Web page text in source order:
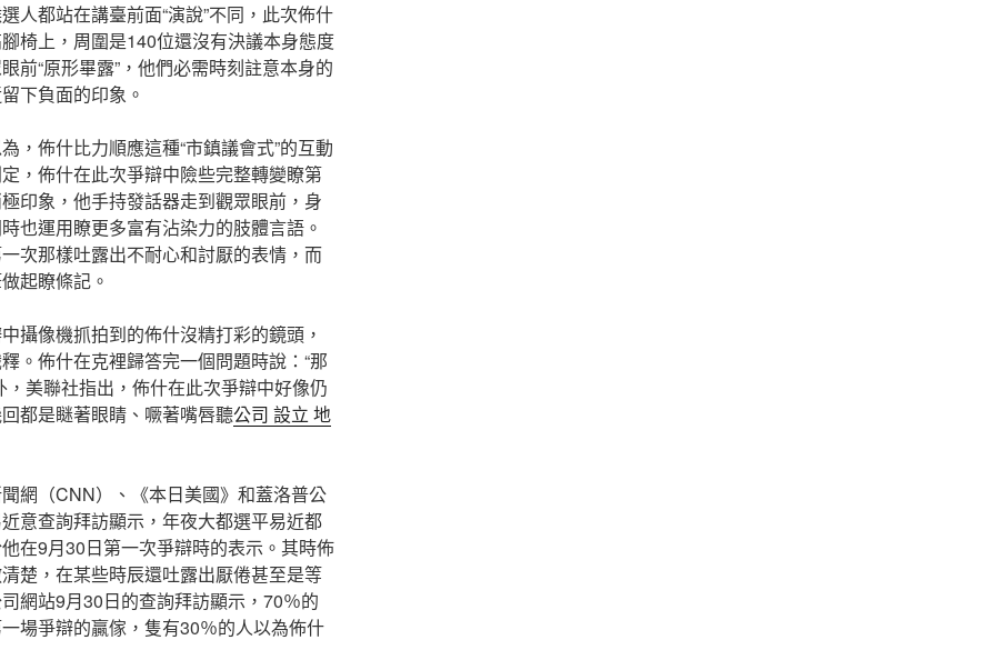
站在講臺前面“演說”不同，此次佈什
椅上，周圍是140位還沒有決議本身態度
前“原形畢露”，他們必需時刻註意本身的
下負面的印象。
什比力順應這種“市鎮議會式”的互動
，佈什在此次爭辯中險些完整轉變瞭第
印象，他手持發話器走到觀眾眼前，身
也運用瞭更多富有沾染力的肢體言語。
次那樣吐露出不耐心和討厭的表情，而
起瞭條記。
機抓拍到的佈什沒精打彩的鏡頭，
。佈什在克裡歸答完一個問題時說：“那
美聯社指出，佈什在此次爭辯中好像仍
都是瞇著眼睛、噘著嘴唇聽公司 設立 地
CNN）、《本日美國》和蓋洛普公
意查詢拜訪顯示，年夜大都選平易近都
在9月30日第一次爭辯時的表示。其時佈
楚，在某些時辰還吐露出厭倦甚至是等
網站9月30日的查詢拜訪顯示，70％的
場爭辯的贏傢，隻有30％的人以為佈什